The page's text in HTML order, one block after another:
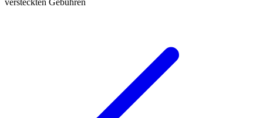
versteckten Gebühren